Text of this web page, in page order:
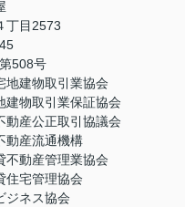
丁目2573
508号
地建物取引業協会
建物取引業保証協会
動産公正取引協議会
動産流通機構
不動産管理業協会
住宅管理協会
ネス協会